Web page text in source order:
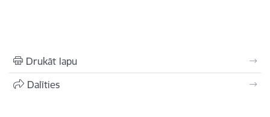
Drukāt lapu
Dalīties